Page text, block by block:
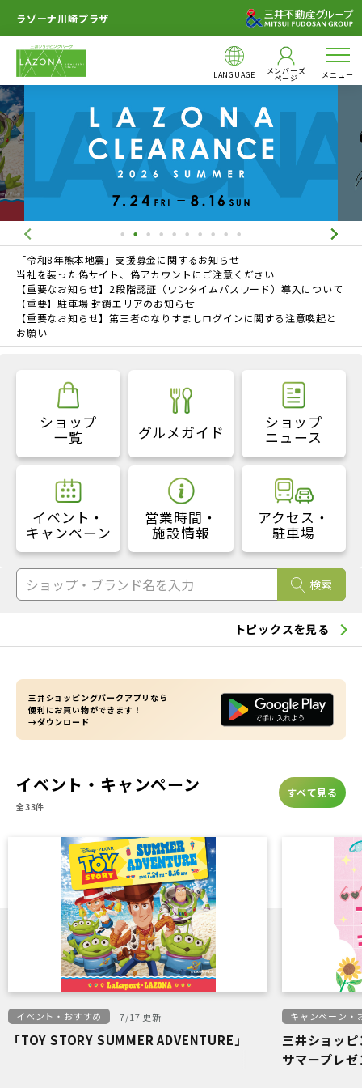
ラゾーナ川崎プラザ
LANGUAGE メンバーズ
ページ メニュー
「令和8年熊本地震」支援募金に関するお知らせ
当社を装った偽サイト、偽アカウントにご注意ください
【重要なお知らせ】2段階認証（ワンタイムパスワード）導入について
【重要】駐車場 封鎖エリアのお知らせ
【重要なお知らせ】第三者のなりすましログインに関する注意喚起と
お願い
ショップ
一覧 グルメガイド
ショップ
ニュース
イベント・
キャンペーン
営業時間・
施設情報
アクセス・
駐車場
検索
トピックスを見る
三井ショッピングパークアプリなら
便利にお買い物ができます！
→ダウンロード
イベント・キャンペーン
全33件
すべて見る
イベント・おすすめ 7/17 更新
「TOY STORY SUMMER ADVENTURE」
キャンペーン・
三井ショッ
サマープレ